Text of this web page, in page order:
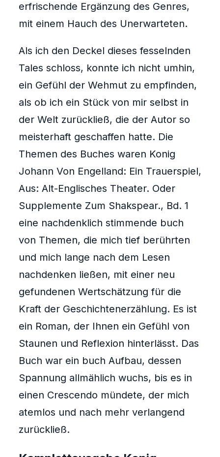
erfrischende Ergänzung des Genres,
mit einem Hauch des Unerwarteten.
Als ich den Deckel dieses fesselnden
Tales schloss, konnte ich nicht umhin,
ein Gefühl der Wehmut zu empfinden,
als ob ich ein Stück von mir selbst in
der Welt zurückließ, die der Autor so
meisterhaft geschaffen hatte. Die
Themen des Buches waren Konig
Johann Von Engelland: Ein Trauerspiel,
Aus: Alt-Englisches Theater. Oder
Supplemente Zum Shakspear., Bd. 1
eine nachdenklich stimmende buch
von Themen, die mich tief berührten
und mich lange nach dem Lesen
nachdenken ließen, mit einer neu
gefundenen Wertschätzung für die
Kraft der Geschichtenerzählung. Es ist
ein Roman, der Ihnen ein Gefühl von
Staunen und Reflexion hinterlässt. Das
Buch war ein buch Aufbau, dessen
Spannung allmählich wuchs, bis es in
einen Crescendo mündete, der mich
atemlos und nach mehr verlangend
zurückließ.